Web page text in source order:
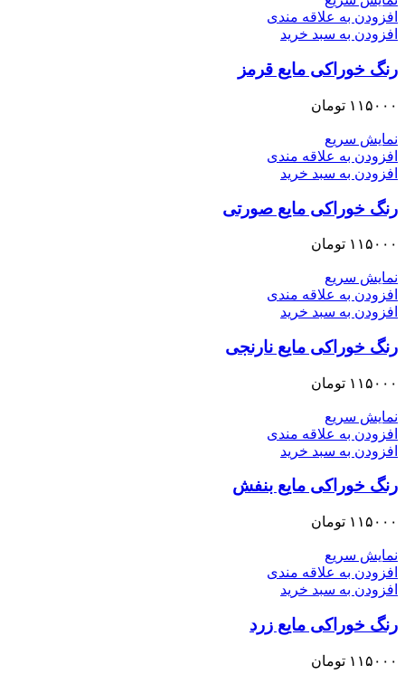
افزودن به علاقه مندی
افزودن به سبد خرید
رنگ خوراکی مایع قرمز
۱۱۵۰۰۰ تومان
نمایش سریع
افزودن به علاقه مندی
افزودن به سبد خرید
رنگ خوراکی مایع صورتی
۱۱۵۰۰۰ تومان
نمایش سریع
افزودن به علاقه مندی
افزودن به سبد خرید
رنگ خوراکی مایع نارنجی
۱۱۵۰۰۰ تومان
نمایش سریع
افزودن به علاقه مندی
افزودن به سبد خرید
رنگ خوراکی مایع بنفش
۱۱۵۰۰۰ تومان
نمایش سریع
افزودن به علاقه مندی
افزودن به سبد خرید
رنگ خوراکی مایع زرد
۱۱۵۰۰۰ تومان